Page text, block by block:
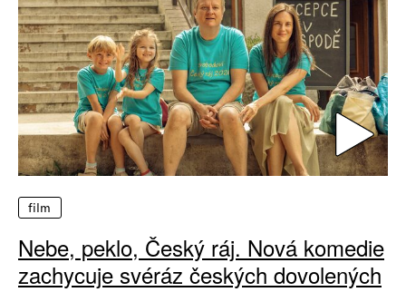
film
Nebe, peklo, Český ráj. Nová komedie
zachycuje svéráz českých dovolených